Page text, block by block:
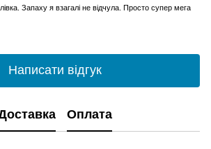
Запаху я взагалі не відчула. Просто супер мега
Написати відгук
Оплата